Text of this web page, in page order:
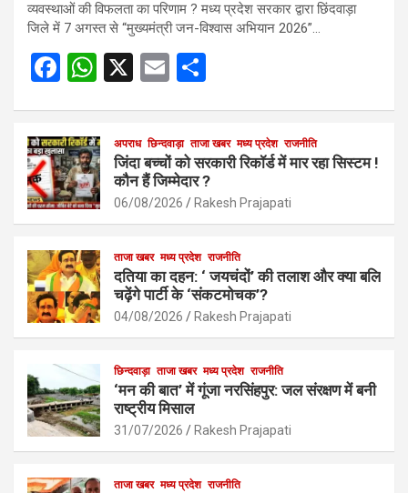
व्यवस्थाओं की विफलता का परिणाम ? मध्य प्रदेश सरकार द्वारा छिंदवाड़ा
जिले में 7 अगस्त से “मुख्यमंत्री जन-विश्वास अभियान 2026”…
F
b
o
o
k
W
s
A
p
p
X
E
e
अपराध छिन्दवाड़ा ताजा खबर मध्य प्रदेश राजनीति
जिंदा बच्चों को सरकारी रिकॉर्ड में मार रहा सिस्टम !
कौन हैं जिम्मेदार ?
06/08/2026 Rakesh Prajapati
ताजा खबर मध्य प्रदेश राजनीति
दतिया का दहन: ‘ जयचंदों’ की तलाश और क्या बलि
चढ़ेंगे पार्टी के ‘संकटमोचक’?
04/08/2026 Rakesh Prajapati
छिन्दवाड़ा ताजा खबर मध्य प्रदेश राजनीति
‘मन की बात’ में गूंजा नरसिंहपुर: जल संरक्षण में बनी
राष्ट्रीय मिसाल
31/07/2026 Rakesh Prajapati
ताजा खबर मध्य प्रदेश राजनीति